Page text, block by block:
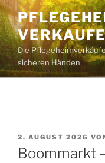
Zum
Inhalt
springen
Die
sicheren Händen
VERÖFFENTLICHT
AM
2. AUGUST 2026
Boommarkt